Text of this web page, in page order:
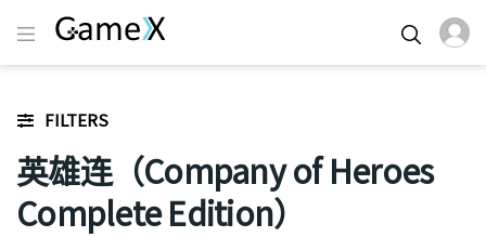
FILTERS
英雄连（Company of Heroes
Complete Edition）